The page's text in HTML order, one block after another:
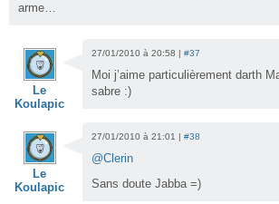
arme…
Le
Koulapic
27/01/2010 à 20:58 | #37
Moi j’aime particulièrement darth
sabre :)
Le
Koulapic
27/01/2010 à 21:01 | #38
@Clerin
Sans doute Jabba =)